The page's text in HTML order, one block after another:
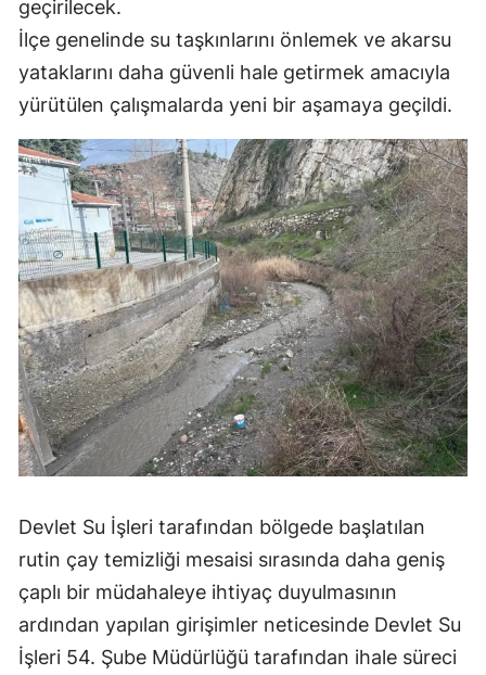
Hatay
Isparta
İstanbul
İzmir
Kars
Kastamonu
Kayseri
Kırklareli
Kırşehir
Konya
Kütahya
Malatya
Manisa
geçirilecek.
İlçe genelinde su taşkınlarını önlemek ve akarsu
yataklarını daha güvenli hale getirmek amacıyla
yürütülen çalışmalarda yeni bir aşamaya geçildi.
Devlet Su İşleri tarafından bölgede başlatılan
rutin çay temizliği mesaisi sırasında daha geniş
çaplı bir müdahaleye ihtiyaç duyulmasının
ardından yapılan girişimler neticesinde Devlet Su
İşleri 54. Şube Müdürlüğü tarafından ihale süreci